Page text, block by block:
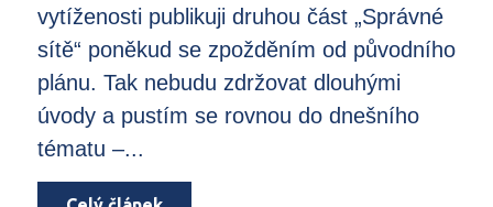
vytíženosti publikuji druhou část „Správné
sítě“ poněkud se zpožděním od původního
plánu. Tak nebudu zdržovat dlouhými
úvody a pustím se rovnou do dnešního
tématu –...